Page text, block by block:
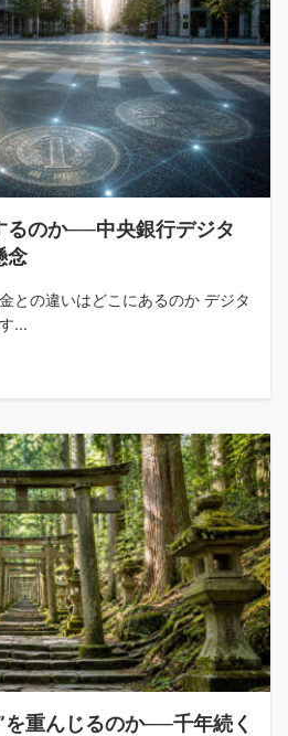
るのか──中央銀行デジタ
念
との違いはどこにあるのか デジタ
...
を重んじるのか──千年続く